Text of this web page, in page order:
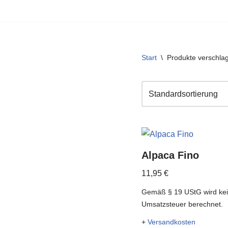
Start \ Produkte
Alpaca Fino
11,95 €
Gemäß § 19 UStG wird
Umsatzsteuer berechnet.
+ Versandkosten